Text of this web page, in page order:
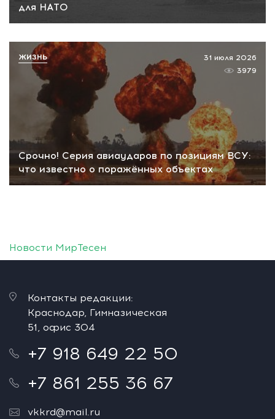
для НАТО
Срочно! Серия авиаударов по позициям ВСУ:
что известно о поражённых объектах
31 июля 2026
3979
ЖИЗНЬ
Новости МирТесен
Контакты редакции:
Краснодар, Гимназическая
51, офис 304
+7 918 649 22 50
+7 861 255 36 67
vkkrd@mail.ru